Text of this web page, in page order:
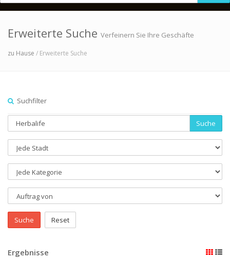
Erweiterte Suche Verfeinern Sie Ihre Geschäfte
zu Hause / Erweiterte Suche
Suchfilter
Suche
Suche Reset
Ergebnisse